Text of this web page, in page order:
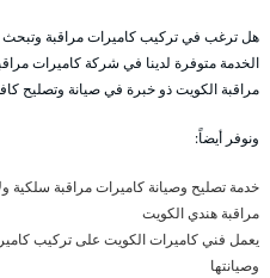
هل ترغب في تركيب كاميرات مراقبة
الخدمة متوفرة لدينا في شركة كاميرات
مراقبة الكويت ذو خبرة في صيانة وتصليح
ونوفر أيضاً:
خدمة تصليح وصيانة كاميرات مراقبة
مراقبة هندي الكويت
يعمل فني كاميرات الكويت على تركيب
وصيانتها